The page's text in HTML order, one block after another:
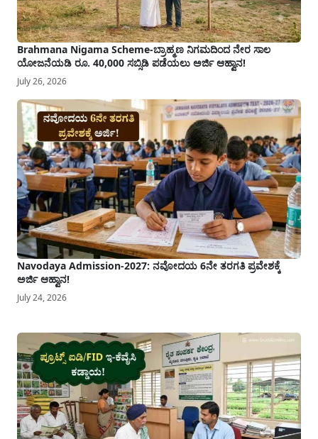
Brahmana Nigama Scheme-ಬ್ರಾಹ್ಮಣ ನಿಗಮದಿಂದ ನೇರ ಸಾಲ
ಯೋಜನೆಯಡಿ ರೂ. 40,000 ಸಬ್ಸಿಡಿ ಪಡೆಯಲು ಅರ್ಜಿ ಆಹ್ವಾನ!
July 26, 2026
Navodaya Admission-2027: ನವೋದಯ 6ನೇ ತರಗತಿ ಪ್ರವೇಶಕ್ಕೆ
ಅರ್ಜಿ ಆಹ್ವಾನ!
July 24, 2026